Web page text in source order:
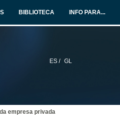
BIBLIOTECA INFO PARA...
ES / GL
empresa privada
21 de set. de 2020